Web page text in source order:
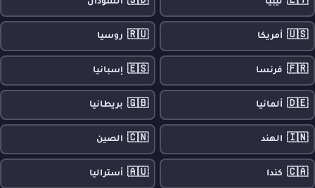
ليبيا السودان
🇺🇸 أمريكا 🇷🇺 روسيا
🇫🇷 فرنسا 🇪🇸 إسبانيا
🇩🇪 ألمانيا 🇬🇧 بريطانيا
🇮🇳 الهند 🇨🇳 الصين
🇨🇦 كندا 🇦🇺 أستراليا